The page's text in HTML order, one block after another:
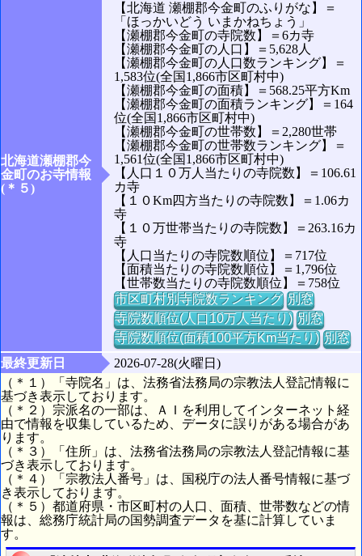
北海道瀬棚郡今
金町のお寺情報
(＊５)
【北海道 瀬棚郡今金町のふりがな】＝
「ほっかいどう いまかねちょう」
【瀬棚郡今金町の寺院数】＝6カ寺
【瀬棚郡今金町の人口】＝5,628人
【瀬棚郡今金町の人口数ランキング】＝
1,583位(全国1,866市区町村中)
【瀬棚郡今金町の面積】＝568.25平方Km
【瀬棚郡今金町の面積ランキング】＝164
位(全国1,866市区町村中)
【瀬棚郡今金町の世帯数】＝2,280世帯
【瀬棚郡今金町の世帯数ランキング】＝
1,561位(全国1,866市区町村中)
【人口１０万人当たりの寺院数】＝106.61
カ寺
【１０Km四方当たりの寺院数】＝1.06カ
寺
【１０万世帯当たりの寺院数】＝263.16カ
寺
【人口当たりの寺院数順位】＝717位
【面積当たりの寺院数順位】＝1,796位
【世帯数当たりの寺院数順位】＝758位
市区町村別寺院数ランキング 別窓
寺院数順位(人口10万人当たり) 別窓
寺院数順位(面積100平方Km当たり) 別窓
最終更新日
2026-07-28(火曜日)
（＊１）「寺院名」は、法務省法務局の宗教法人登記情報に
基づき表示しております。
（＊２）宗派名の一部は、ＡＩを利用してインターネット経
由で情報を収集しているため、データに誤りがある場合があ
ります。
（＊３）「住所」は、法務省法務局の宗教法人登記情報に基
づき表示しております。
（＊４）「宗教法人番号」は、国税庁の法人番号情報に基づ
き表示しております。
（＊５）都道府県・市区町村の人口、面積、世帯数などの情
報は、総務庁統計局の国勢調査データを基に計算していま
す。